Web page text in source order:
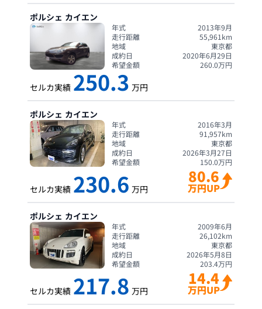
ポルシェ カイエン
年式
2013年9月
走行距離
55,961 km
地域
東京都
成約日
2020年6月29日
希望金額
260.0万円
セルカ実績 250.3 万円
ポルシェ カイエン
年式
2016年3月
走行距離
91,957km
地域
東京都
成約日
2026年3月27日
希望金額
150.0万円
セルカ実績 230.6 万円
80.6
万円UP
ポルシェ カイエン
年式
2009年6月
走行距離
26,102km
地域
東京都
成約日
2026年5月8日
希望金額
203.4万円
セルカ実績 217.8 万円
14.4
万円UP